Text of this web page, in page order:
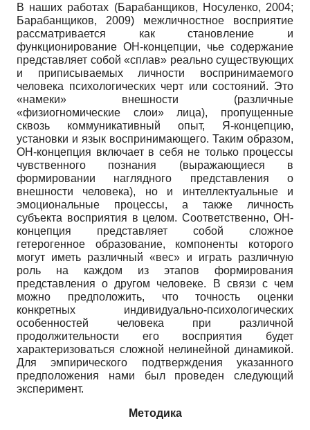
В наших работах (Барабанщиков, Носуленко, 2004;
Барабанщиков, 2009) межличност­ное восприятие
рассматривается как становление и
функционирование ОН-концепции, чье содержание
представляет собой «сплав» реально существующих
и приписываемых личности воспринимаемого
человека психологических черт или состояний. Это
«намеки» внешности (различные
«физиогномические слои» лица), пропущенные
сквозь коммуни­кативный опыт, Я-концепцию,
установки и язык воспринимающего. Таким образом,
ОН-концепция включает в себя не только процессы
чувственного познания (выражающиеся в
формировании наглядного представления о
внешности человека), но и интеллектуальные и
эмоциональные процессы, а также личность
субъекта восприятия в целом. Соответственно, ОН-
концепция представляет собой сложное
гетерогенное образование, компоненты кото­рого
могут иметь различный «вес» и играть различную
роль на каждом из этапов формиро­вания
представления о другом человеке. В связи с чем
можно предположить, что точность оценки
конкретных индивидуально-психологических
особенностей человека при различ­ной
продолжительности его восприятия будет
характеризоваться сложной нелинейной динамикой.
Для эмпирического подтверждения указанного
предположения нами был про­веден следующий
эксперимент.
Методика